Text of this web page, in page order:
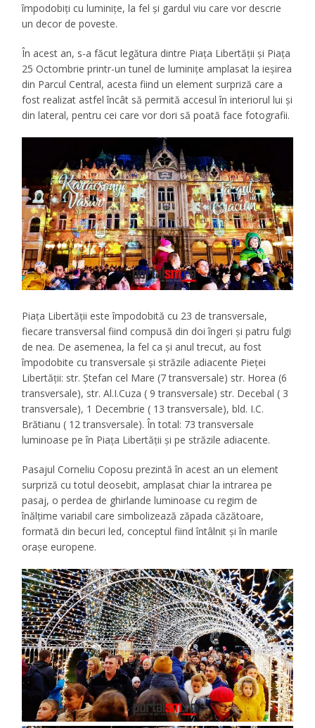
împodobiți cu luminițe, la fel și gardul viu care vor descrie
un decor de poveste.
În acest an, s-a făcut legătura dintre Piața Libertății și Piața
25 Octombrie printr-un tunel de luminițe amplasat la ieșirea
din Parcul Central, acesta fiind un element surpriză care a
fost realizat astfel încât să permită accesul în interiorul lui și
din lateral, pentru cei care vor dori să poată face fotografii.
Piața Libertății este împodobită cu 23 de transversale,
fiecare transversal fiind compusă din doi îngeri și patru fulgi
de nea. De asemenea, la fel ca și anul trecut, au fost
împodobite cu transversale și străzile adiacente Pieței
Libertății: str. Ștefan cel Mare (7 transversale) str. Horea (6
transversale), str. Al.I.Cuza ( 9 transversale) str. Decebal ( 3
transversale), 1 Decembrie ( 13 transversale), bld. I.C.
Brătianu ( 12 transversale). În total: 73 transversale
luminoase pe în Piața Libertății și pe străzile adiacente.
Pasajul Corneliu Coposu prezintă în acest an un element
surpriză cu totul deosebit, amplasat chiar la intrarea pe
pasaj, o perdea de ghirlande luminoase cu regim de
înălțime variabil care simbolizează zăpada căzătoare,
formată din becuri led, conceptul fiind întâlnit și în marile
orașe europene.